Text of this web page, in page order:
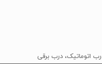
اتوماتیک، درب برقی